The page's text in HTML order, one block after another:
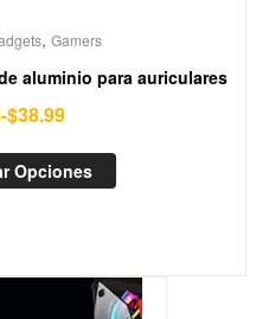
, Gamers
aluminio para auriculares
-$38.99
Opciones